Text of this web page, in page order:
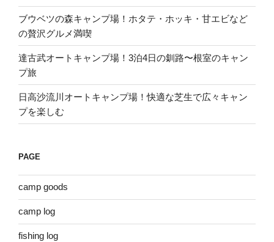
ブウベツの森キャンプ場！ホタテ・ホッキ・甘エビなど
の贅沢グルメ満喫
達古武オートキャンプ場！3泊4日の釧路〜根室のキャン
プ旅
日高沙流川オートキャンプ場！快適な芝生で広々キャン
プを楽しむ
PAGE
camp goods
camp log
fishing log